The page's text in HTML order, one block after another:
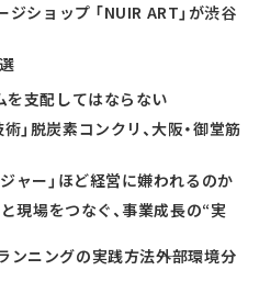
ショップ 「NUIR ART」が渋谷
を支配してはならない
」脱炭素コンクリ、大阪・御堂筋
ャー」ほど経営に嫌われるのか
場をつなぐ、事業成長の“実
ニングの実践方法――外部環境分